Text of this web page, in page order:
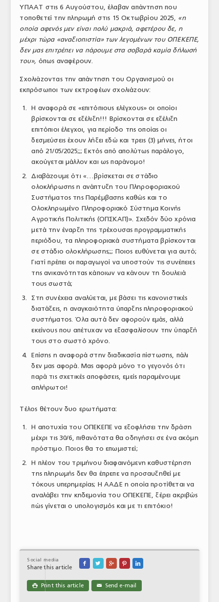
ΥΠΑΑΤ στις 6 Αυγούστου, έλαβαν απάντηση που
τοποθετεί την πληρωμή στις 15 Οκτωβρίου 2025, «η
οποία αφενός μεν είναι πολύ μακριά, αφετέρου δε, η
μέχρι τώρα «αναξιοπιστία» των λεγομένων του ΟΠΕΚΕΠΕ,
δεν μας επιτρέπει να πάρουμε στα σοβαρά καμία δήλωσή
του», όπως αναφέρουν.
Σχολιάζοντας την απάντηση του Οργανισμού οι
εκπρόσωποι των εκτροφέων σχολιάζουν:
Η αναφορά σε «επιτόπιους ελέγχους» οι οποίοι
βρίσκονται σε εξέλιξη!!! Βρίσκονται σε εξέλιξη
επιτόπιοι έλεγχοι, για περίοδο της οποίας οι
δεσμεύσεις έχουν λήξει εδώ και τρεις (3) μήνες, ήτοι
από 21/05/2025;;; Εκτός από απολύτως παράλογο,
ακούγεται μάλλον και ως παράνομο!
Διαβάζουμε ότι «…βρίσκεται σε στάδιο
ολοκλήρωσης η ανάπτυξη του Πληροφοριακού
Συστήματος της Παρέμβασης καθώς και το
Ολοκληρωμένο Πληροφοριακό Σύστημα Κοινής
Αγροτικής Πολιτικής (ΟΠΣΚΑΠ)». Σχεδόν δύο χρόνια
μετά την έναρξη της τρέχουσας προγραμματικής
περιόδου, τα πληροφοριακά συστήματα βρίσκονται
σε στάδιο ολοκλήρωσης;;; Ποιος ευθύνεται για αυτό;
Γιατί πρέπει οι παραγωγοί να υποστούν τις συνέπειες
της ανικανότητας κάποιων να κάνουν τη δουλειά
τους σωστά;
Στη συνέχεια αναλύεται, με βάσει τις κανονιστικές
διατάξεις, η αναγκαιότητα ύπαρξης πληροφοριακού
συστήματος. Όλα αυτά δεν αφορούν εμάς, αλλά
εκείνους που απέτυχαν να εξασφαλίσουν την ύπαρξή
τους στο σωστό χρόνο.
Επίσης η αναφορά στην διαδικασία πίστωσης, πάλι
δεν μας αφορά. Μας αφορά μόνο το γεγονός ότι
παρά τις σχετικές αποφάσεις, εμείς παραμένουμε
απλήρωτοι!
Τέλος θέτουν δυο ερωτήματα:
Η αποτυχία του ΟΠΕΚΕΠΕ να εξοφλήσει την δράση
μέχρι τις 30/6, πιθανότατα θα οδηγήσει σε ένα ακόμη
πρόστιμο. Ποιος θα το επωμιστεί;
Η πλέον του τριμήνου διαφαινόμενη καθυστέρηση
της πληρωμής δεν θα έπρεπε να προσαυξηθεί με
τόκους υπερημερίας; Η ΑΑΔΕ η οποία προτίθεται να
αναλάβει την κηδεμονία του ΟΠΕΚΕΠΕ, ξέρει ακριβώς
πώς γίνεται ο υπολογισμός και με τι επιτόκιο!
Social media
Share this article
    
 Print this article ✉ Send e-mail